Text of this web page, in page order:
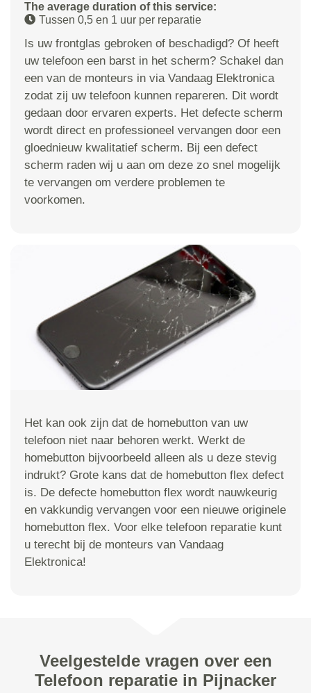
The average duration of this service:
Tussen 0,5 en 1 uur per reparatie
Is uw frontglas gebroken of beschadigd? Of heeft
uw telefoon een barst in het scherm? Schakel dan
een van de monteurs in via Vandaag Elektronica
zodat zij uw telefoon kunnen repareren. Dit wordt
gedaan door ervaren experts. Het defecte scherm
wordt direct en professioneel vervangen door een
gloednieuw kwalitatief scherm. Bij een defect
scherm raden wij u aan om deze zo snel mogelijk
te vervangen om verdere problemen te
voorkomen.
Het kan ook zijn dat de homebutton van uw
telefoon niet naar behoren werkt. Werkt de
homebutton bijvoorbeeld alleen als u deze stevig
indrukt? Grote kans dat de homebutton flex defect
is. De defecte homebutton flex wordt nauwkeurig
en vakkundig vervangen voor een nieuwe originele
homebutton flex. Voor elke telefoon reparatie kunt
u terecht bij de monteurs van Vandaag
Elektronica!
Veelgestelde vragen over een
Telefoon reparatie in Pijnacker